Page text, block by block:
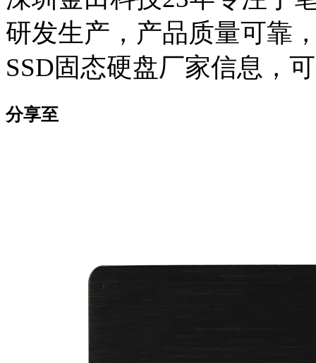
研发生产，产品质量可靠
SSD固态硬盘厂家信息，
分享至